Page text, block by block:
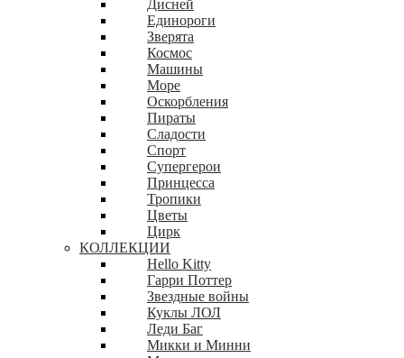
Дисней
Единороги
Зверята
Космос
Машины
Море
Оскорбления
Пираты
Сладости
Спорт
Супергерои
Принцесса
Тропики
Цветы
Цирк
КОЛЛЕКЦИИ
Hello Kitty
Гарри Поттер
Звездные войны
Куклы ЛОЛ
Леди Баг
Микки и Минни